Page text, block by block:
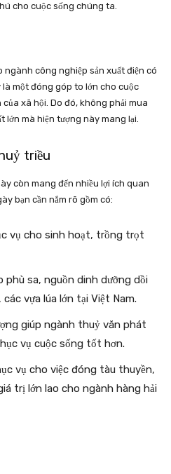
cho cuộc sống chúng ta.
ngành công nghiệp sản xuất điện có
là một đóng góp to lớn cho cuộc
xã hội. Do đó, không phải mua
lớn mà hiện tượng này mang lại.
triều
còn mang đến nhiều lợi ích quan
bạn cần nắm rõ gồm có:
vụ cho sinh hoạt, trồng trọt
phù sa, nguồn dinh dưỡng dồi
vựa lúa lớn tại Việt Nam.
giúp ngành thuỷ văn phát
vụ cuộc sống tốt hơn.
vụ cho việc đóng tàu thuyền,
trị lớn lao cho ngành hàng hải